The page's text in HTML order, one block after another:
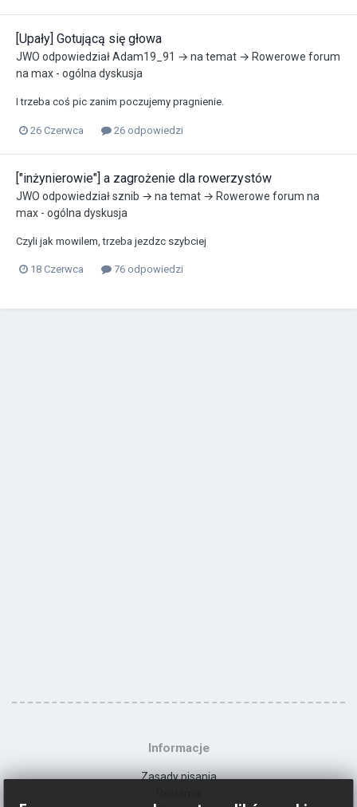
[Upały] Gotującą się głowa
JWO odpowiedziałAdam19_91 → na temat → Rowerowe forum
na max - ogólna dyskusja
I trzeba coś pic zanim poczujemy pragnienie.
26 Czerwca 26 odpowiedzi
["inżynierowie"] a zagrożenie dla rowerzystów
JWO odpowiedziałsznib → na temat → Rowerowe forum na
max - ogólna dyskusja
Czyli jak mowilem, trzeba jezdzc szybciej
18 Czerwca 76 odpowiedzi
Informacje
Zasady pisania